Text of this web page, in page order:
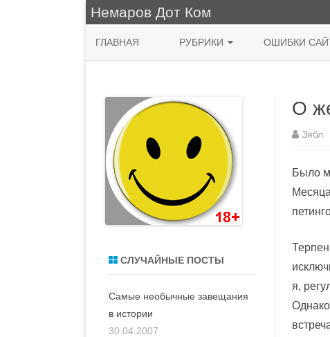
Немаров Дот Ком
ГЛАВНАЯ РУБРИКИ
КУХНЯ
ПРИРОДА
ЖИВОПИСЬ
СИСАДМИН
ВОДЯТЛЫ
ОШИБКИ
О
Зябл
Было
я,
СЛУЧАЙНЫЕ ПОСТЫ
Самые необычные завещания
в истории
30.04.2007